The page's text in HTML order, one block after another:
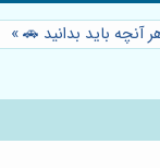
آنچه باید بدانید 🚗»